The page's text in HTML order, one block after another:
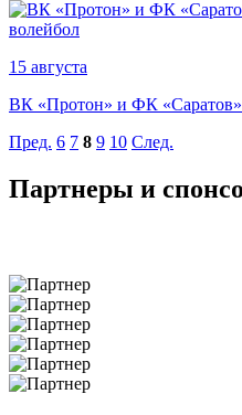
15 августа
ВК «Протон» и ФК
Пред. 6 7 8 9 10 След.
Партнеры и